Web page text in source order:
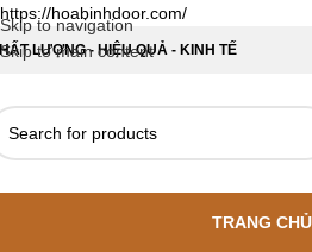
https://hoabinhdoor.com/
Skip to navigation
Skip to main content
LƯỢNG - HIỆU QUẢ - KINH TẾ
TRANG CHỦ